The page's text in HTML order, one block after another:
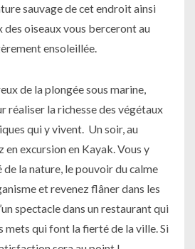
sauvage de cet endroit ainsi
des oiseaux vous berceront au
ensoleillée.
de la plongée sous marine,
réaliser la richesse des végétaux
qui y vivent. Un soir, au
en excursion en Kayak. Vous y
la nature, le pouvoir du calme
et revenez flâner dans les
spectacle dans un restaurant qui
mets qui font la fierté de la ville. Si